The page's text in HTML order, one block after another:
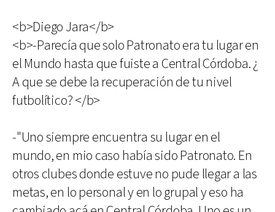
<b>Diego Jara</b>
<b>-Parecía que solo Patronato era tu lugar en
el Mundo hasta que fuiste a Central Córdoba. ¿
A que se debe la recuperación de tu nivel
futbolítico? </b>
-"Uno siempre encuentra su lugar en el
mundo, en mio caso había sido Patronato. En
otros clubes donde estuve no pude llegar a las
metas, en lo personal y en lo grupal y eso ha